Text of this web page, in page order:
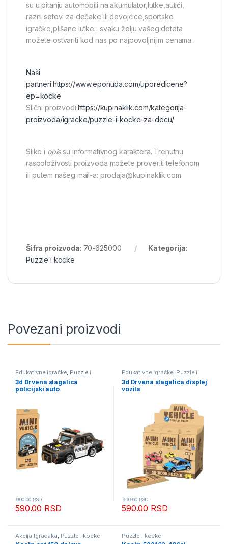
su u pitanju automobili na akumulator,lutke,autići,
razni setovi za dečake ili devojćice,sportske
igračke,plišane lutke…svaku želju vašeg deteta
možete ostvariti kod nas po najpovoljnijim cenama.
Naši
partneri:https://www.eponuda.com/uporedicene?
ep=kocke
Slični proizvodi:https://kupinaklik.com/kategorija-
proizvoda/igracke/puzzle-i-kocke-za-decu/
Slike i opissu informativnog karaktera. Trenutnu
raspoloživosti proizvoda možete proveriti telefonom
ili putem našeg mail-a: prodaja@kupinaklik.com
Šifra proizvoda: 70-625000
Kategorija:
Puzzle i kocke
Povezani proizvodi
Edukativne igračke, Puzzle i
kocke
3d Drvena slagalica
policijski auto
590.00 RSD
990.00RSD
Edukativne igračke, Puzzle i
kocke
3d Drvena slagalica displej
vozila
590.00 RSD
990.00RSD
Akcija Igracaka Puzzle i kocke Puzzle i kocke